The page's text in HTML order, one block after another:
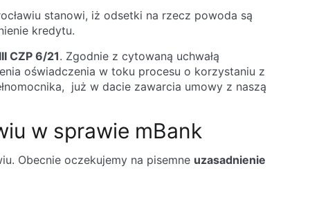
stanowi, iż odsetki na rzecz powoda są
kredytu.
CZP 6/21. Zgodnie z cytowaną uchwałą
oświadczenia w toku procesu o korzystaniu z
już w dacie zawarcia umowy z naszą
w sprawie mBank
Obecnie oczekujemy na pisemne uzasadnienie